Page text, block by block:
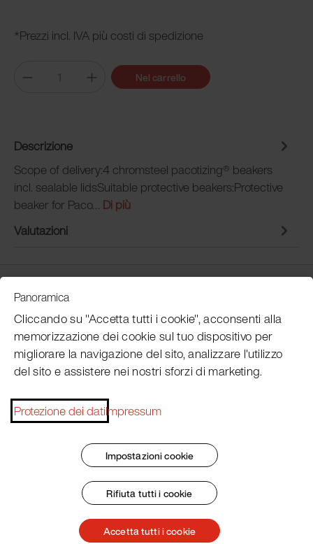
*Prezzi incl. IVA più costi di spedizione
Nel carrello
Descrizione
Scope of delivery:4 chromsteel pacotizing® beakers
incl. sealable lidsSuitable protective beakers:Protective
beaker for Paco… Di più
Valutazioni
Customer Service
Subscribe Pacojet Newsletter
Would you like to be regularly updated on news, event
Termini e condizioni generali
Protezione dei dati
Panoramica
Cliccando su "Accetta tutti i cookie", acconsenti alla
memorizzazione dei cookie sul tuo dispositivo per
migliorare la navigazione del sito, analizzare l'utilizzo
del sito e assistere nei nostri sforzi di marketing.
Protezione dei datiImpressum
Impostazioni cookie
Rifiuta tutti i cookie
Accetta tutti i cookie